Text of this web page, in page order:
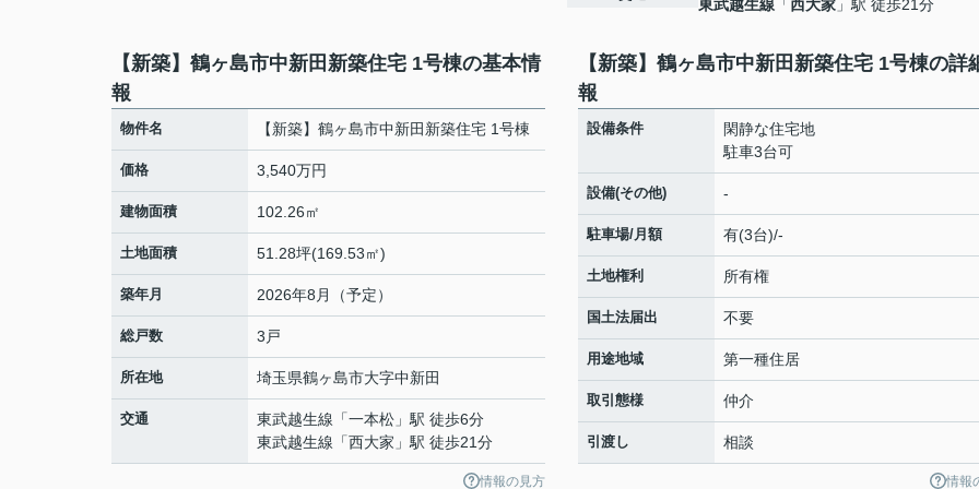
東武越生線 「 西大家 」駅 徒歩21分
【新築】鶴ヶ島市中新田新築住宅 1号棟の基本情
報
物件名 【新築】鶴ヶ島市中新田新築住宅 1号棟
価格 3,540万円
建物面積 102.26㎡
土地面積 51.28坪(169.53㎡)
築年月 2026年8月（予定）
総戸数 3戸
所在地 埼玉県鶴ヶ島市大字中新田
交通 東武越生線 「一本松 」駅 徒歩6分
東武越生線 「西大家 」駅 徒歩21分
情報の見方
【新築】鶴ヶ島市中新田新築住宅 1号棟の詳
報
設備条件
閑静な住宅地
駐車3台可
設備(その他) -
駐車場/月額 有(3台)/-
土地権利 所有権
国土法届出 不要
用途地域 第一種住居
取引態様 仲介
引渡し 相談
情報